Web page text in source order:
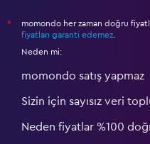
*
momondo her zaman doğru
fiyatları garanti edemez
Neden mi:
momondo satış yapmaz
Sizin için sayısız veri
Neden fiyatlar %100